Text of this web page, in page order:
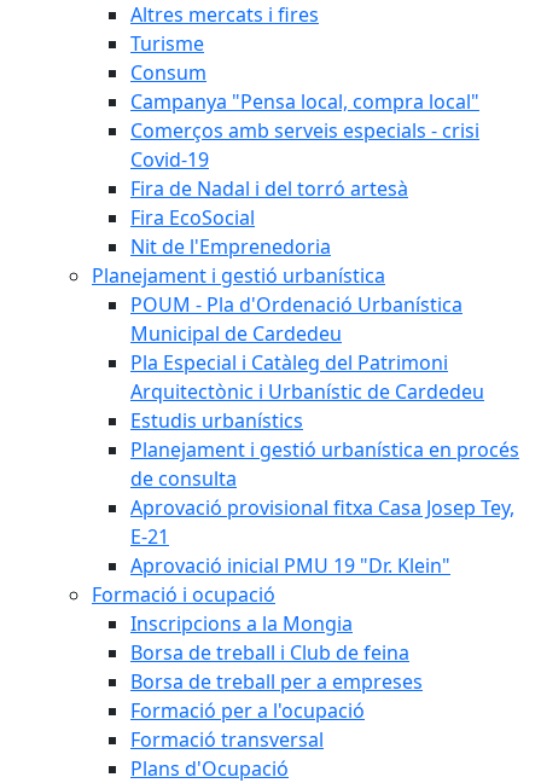
Altres mercats i fires
Turisme
Consum
Campanya "Pensa local, compra local"
Comerços amb serveis especials - crisi
Covid-19
Fira de Nadal i del torró artesà
Fira EcoSocial
Nit de l'Emprenedoria
Planejament i gestió urbanística
POUM - Pla d'Ordenació Urbanística
Municipal de Cardedeu
Pla Especial i Catàleg del Patrimoni
Arquitectònic i Urbanístic de Cardedeu
Estudis urbanístics
Planejament i gestió urbanística en procés
de consulta
Aprovació provisional fitxa Casa Josep Tey,
E-21
Aprovació inicial PMU 19 "Dr. Klein"
Formació i ocupació
Inscripcions a la Mongia
Borsa de treball i Club de feina
Borsa de treball per a empreses
Formació per a l'ocupació
Formació transversal
Plans d'Ocupació